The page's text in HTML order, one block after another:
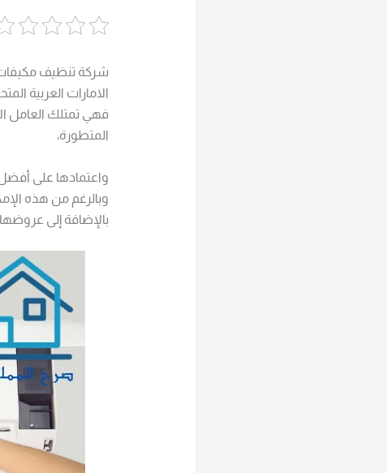
شركة تنظيف مكيفات
الامارات العربية
فهي تمتلك العامل
المتطورة،
واعتمادها على أفضل
وبالرغم من هذه
بالإضافة إلى